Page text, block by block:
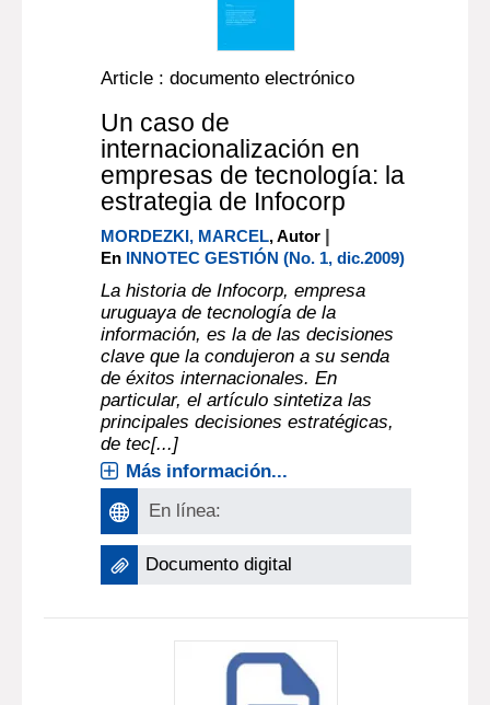
Article : documento electrónico
Un caso de
internacionalización en
empresas de tecnología: la
estrategia de Infocorp
MORDEZKI, MARCEL, Autor |
En INNOTEC GESTIÓN (No. 1, dic.2009)
La historia de Infocorp, empresa
uruguaya de tecnología de la
información, es la de las decisiones
clave que la condujeron a su senda
de éxitos internacionales. En
particular, el artículo sintetiza las
principales decisiones estratégicas,
de tec[...]
Más información...
En línea:
Documento digital